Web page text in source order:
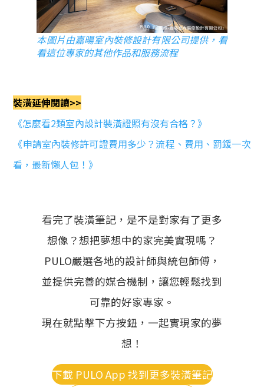
本圖片由嘉暘室內裝修設計有限公司提供，看
看這位專家的其他作品和服務流程
裝潢延伸閱讀>>
《怎麼看2類室內設計裝潢證照有沒有合格？》
《申請室內裝修許可證費用多少？流程、費用、罰鍰一次
看，最新懶人包！》
看完了裝潢筆記，是不是對家有了更多
想像？想把夢想中的家完美實現嗎？
PULO嚴選各地的設計師與統包師傅，
並提供完善的媒合機制，讓您輕鬆找到
可靠的好家專家。
現在就點擊下方按鈕，一起實現家的夢
想！
下載 PULO App 找到更多裝潢筆記